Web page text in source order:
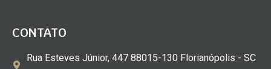
CONTATO
Rua Esteves Júnior, 447 88015-130 Florianópolis - SC